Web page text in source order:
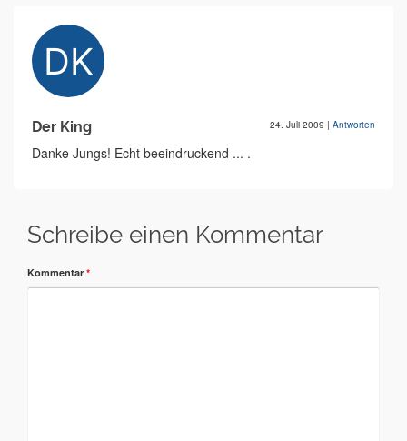
Der King 24. Juli 2009 | Antworten
Danke Jungs! Echt beeindruckend ... .
Schreibe einen Kommentar
Kommentar *